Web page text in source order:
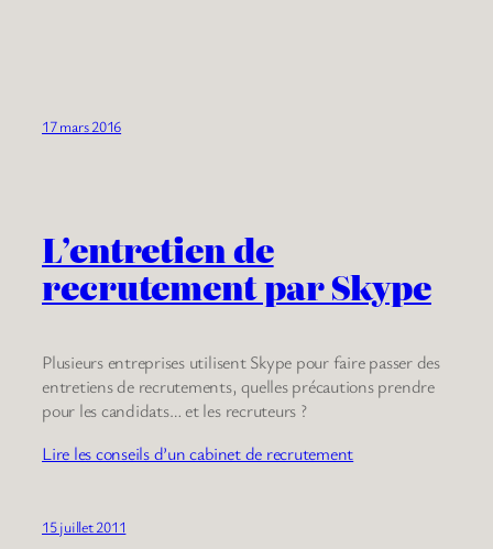
17 mars 2016
L’entretien de
recrutement par Skype
Plusieurs entreprises utilisent Skype pour faire passer des
entretiens de recrutements, quelles précautions prendre
pour les candidats… et les recruteurs ?
Lire les conseils d’un cabinet de recrutement
15 juillet 2011